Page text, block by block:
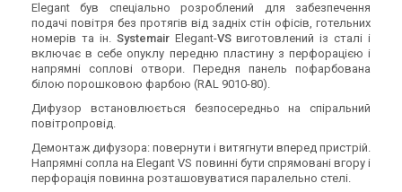
Elegant був спеціально розроблений для забезпечення
подачі повітря без протягів від задніх стін офісів, готельних
номерів та ін. Systemair Elegant-VSвиготовлений із сталі і
включає в себе опуклу передню пластину з перфорацією і
напрямні соплові отвори. Передня панель пофарбована
білою порошковою фарбою (RAL 9010-80).
Дифузор встановлюється безпосередньо на спіральний
повітропровід.
Демонтаж дифузора: повернути і витягнути вперед пристрій.
Напрямні сопла на Elegant VS повинні бути спрямовані вгору і
перфорація повинна розташовуватися паралельно стелі.